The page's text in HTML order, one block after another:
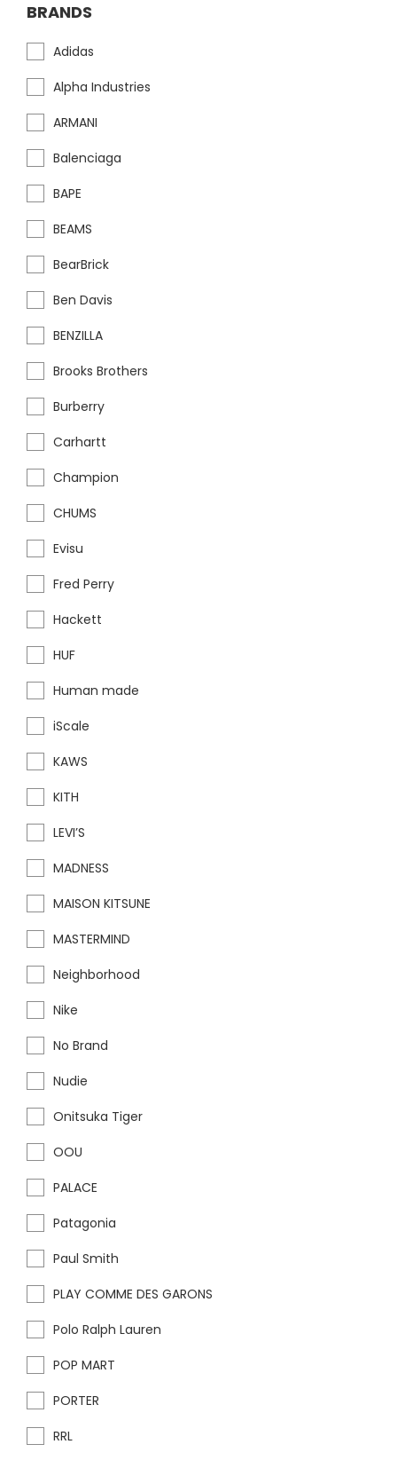
BRANDS
Adidas
Alpha Industries
ARMANI
Balenciaga
BAPE
BEAMS
BearBrick
Ben Davis
BENZILLA
Brooks Brothers
Burberry
Carhartt
Champion
CHUMS
Evisu
Fred Perry
Hackett
HUF
Human made
iScale
KAWS
KITH
LEVI’S
MADNESS
MAISON KITSUNE
MASTERMIND
Neighborhood
Nike
No Brand
Nudie
Onitsuka Tiger
OOU
PALACE
Patagonia
Paul Smith
PLAY COMME DES GARONS
Polo Ralph Lauren
POP MART
PORTER
RRL